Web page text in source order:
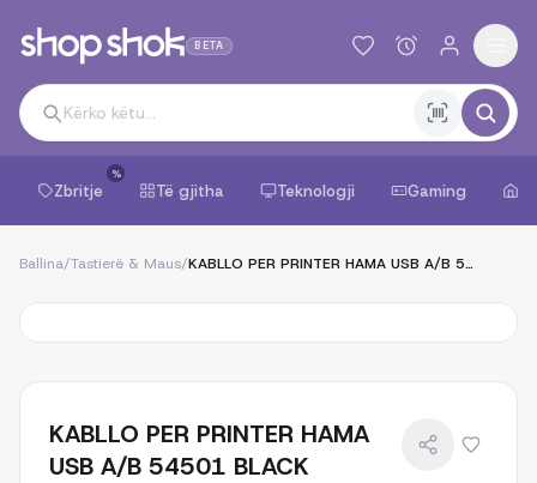
BETA
Zbritje
%
Të gjitha Teknologji Gaming
Ballina/Tastierë & Maus/ KABLLO PER PRINTER HAMA USB A/B 54501 BLACK
KABLLO PER PRINTER HAMA
USB A/B 54501 BLACK